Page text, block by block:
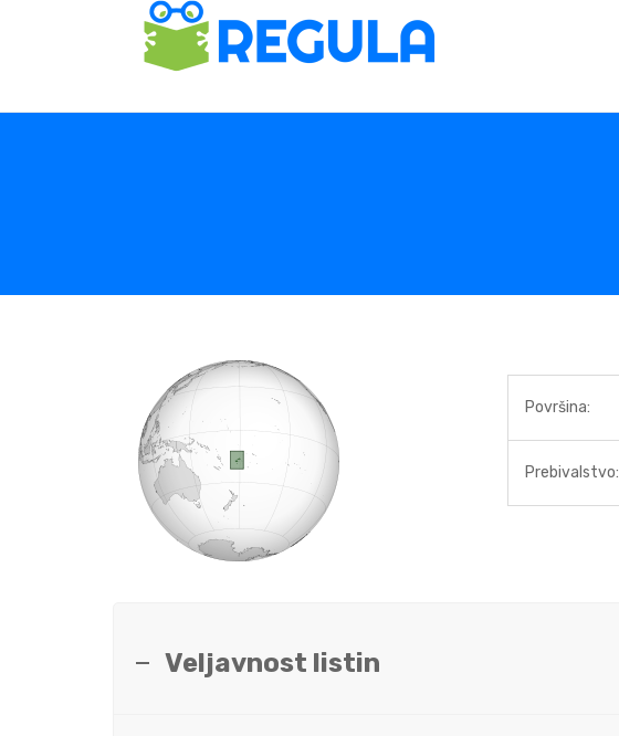
Površina:
Prebivalstvo:
Veljavnost listin